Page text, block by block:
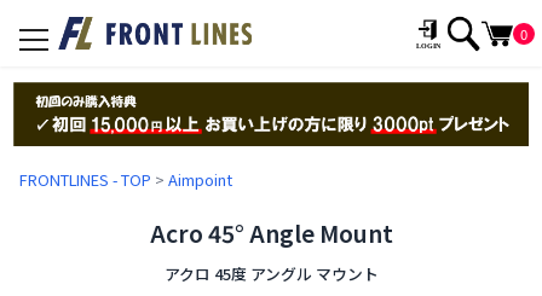
toggle
navigation
0
FRONTLINES - TOP > Aimpoint
Acro 45° Angle Mount
アクロ 45度 アングル マウント